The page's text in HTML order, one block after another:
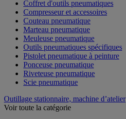
Coffret d'outils pneumatiques
Compresseur et accessoires
Couteau pneumatique
Marteau pneumatique
Meuleuse pneumatique
Outils pneumatiques spécifiques
Pistolet pneumatique à peinture
Ponceuse pneumatique
Riveteuse pneumatique
Scie pneumatique
Outillage stationnaire, machine d’atelier
Voir toute la catégorie